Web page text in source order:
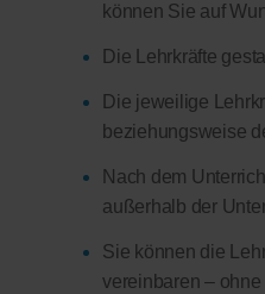
können Sie auf
Die Lehrkräfte
Die jeweilige
beziehungsweise
Nach dem
außerhalb der
Sie können die
vereinbaren –